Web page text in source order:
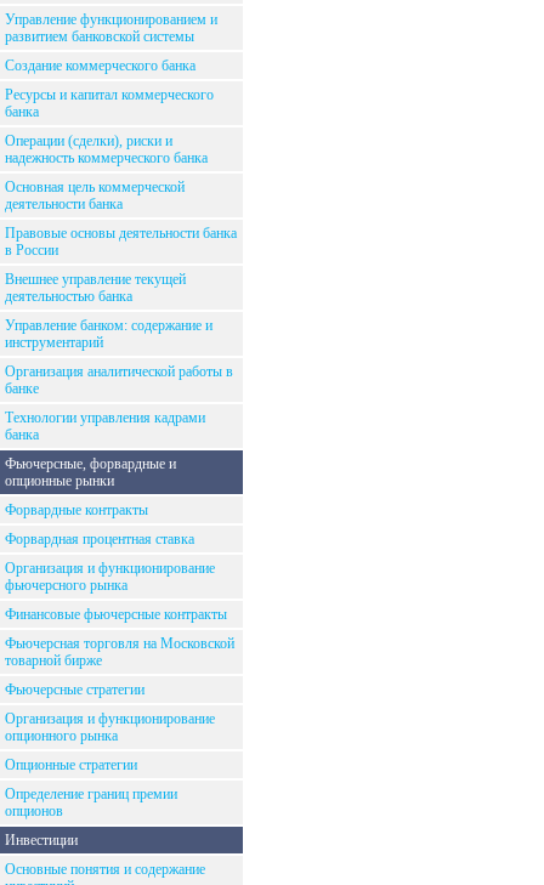
Управление функционированием и
развитием банковской системы
Создание коммерческого банка
Ресурсы и капитал коммерческого
банка
Операции (сделки), риски и
надежность коммерческого банка
Основная цель коммерческой
деятельности банка
Правовые основы деятельности банка
в России
Внешнее управление текущей
деятельностью банка
Управление банком: содержание и
инструментарий
Организация аналитической работы в
банке
Технологии управления кадрами
банка
Фьючерсные, форвардные и
опционные рынки
Форвардные контракты
Форвардная процентная ставка
Организация и функционирование
фьючерсного рынка
Финансовые фьючерсные контракты
Фьючерсная торговля на Московской
товарной бирже
Фьючерсные стратегии
Организация и функционирование
опционного рынка
Опционные стратегии
Определение границ премии
опционов
Инвестиции
Основные понятия и содержание